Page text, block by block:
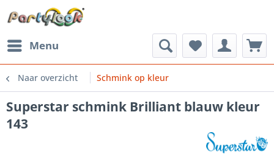
Menu
Naar overzicht Schmink op kleur
Superstar schmink Brilliant blauw kleur
143